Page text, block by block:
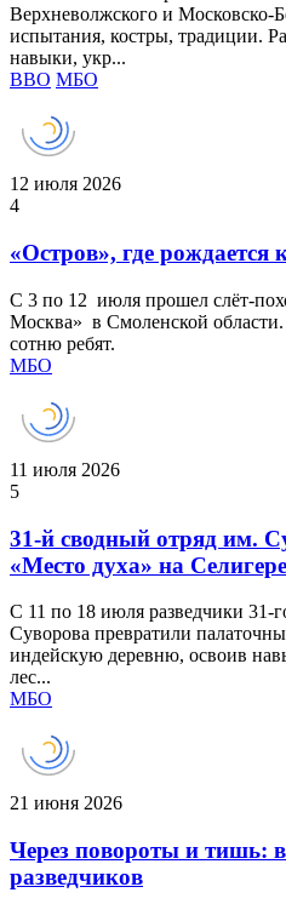
Верхневолжского и Московско-
испытания, костры, традиции.
навыки, укр...
ВВО МБО
12 июля 2026
4
«Остров», где рождается
С 3 по 12 июля прошел
Москва» в Смоленской
сотню ребят.
МБО
11 июля 2026
5
31-й сводный отряд им.
«Место духа» на Селигере
С 11 по 18 июля разведчики 31-
Суворова превратили
индейскую деревню, освоив
лес...
МБО
21 июня 2026
Через повороты и тишь:
разведчиков